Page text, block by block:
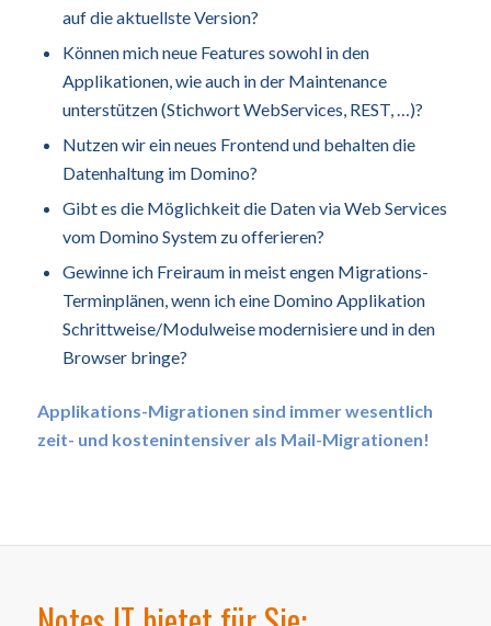
auf die aktuellste Version?
Können mich neue Features sowohl in den
Applikationen, wie auch in der Maintenance
unterstützen (Stichwort WebServices, REST, …)?
Nutzen wir ein neues Frontend und behalten die
Datenhaltung im Domino?
Gibt es die Möglichkeit die Daten via Web Services
vom Domino System zu offerieren?
Gewinne ich Freiraum in meist engen Migrations-
Terminplänen, wenn ich eine Domino Applikation
Schrittweise/Modulweise modernisiere und in den
Browser bringe?
Applikations-Migrationen sind immer wesentlich
zeit- und kostenintensiver als Mail-Migrationen!